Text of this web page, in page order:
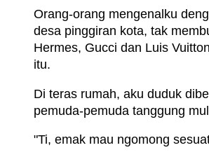
Orang-orang mengenalku
desa pinggiran kota, tak
Hermes, Gucci dan Luis
itu.
Di teras rumah, aku duduk
pemuda-pemuda tanggung
"Ti, emak mau ngomong